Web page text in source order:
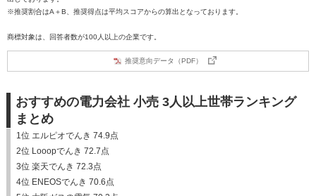
※推奨割合はA＋B、推奨得点は平均スコアからの算出となっております。
商標対象は、回答者数が100人以上の企業です。
推奨意向データ（PDF）
おすすめの電力会社 小売 3人以上世帯ランキング
まとめ
1位 エルピオでんき 74.9点
2位 Looopでんき 72.7点
3位 楽天でんき 72.3点
4位 ENEOSでんき 70.6点